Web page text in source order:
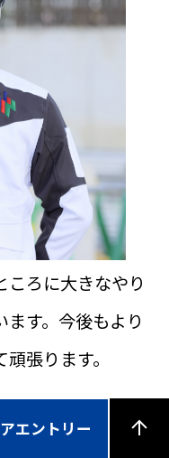
ころに大きなやり
す。今後もより
張ります。
エントリー